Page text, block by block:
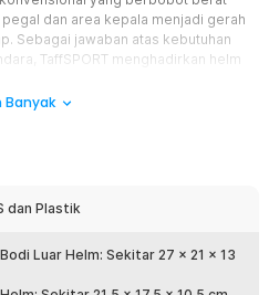
dan area kepala menjadi gerah
Sebagai jawaban atas kebutuhan
TaffSPORT menghadirkan helm
luar yang solid dengan kelembutan
ventilasi sirkulasi udara, produk ini
untuk Meredam Dampak
Banyak
dan Plastik
Luar Helm: Sekitar 27 x 21 x 13